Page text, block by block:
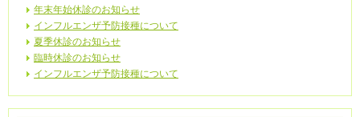
年末年始休診のお知らせ
インフルエンザ予防接種について
夏季休診のお知らせ
臨時休診のお知らせ
インフルエンザ予防接種について